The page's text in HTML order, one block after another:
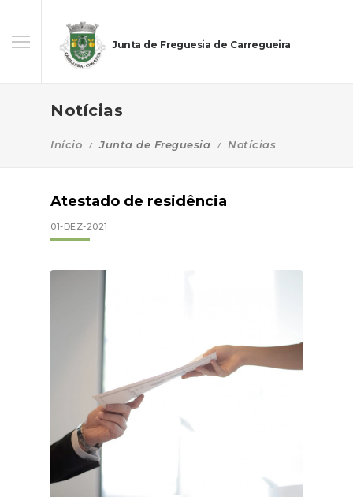
Junta de Freguesia de Carregueira
Notícias
Início Junta de Freguesia Notícias
Atestado de residência
01-DEZ-2021